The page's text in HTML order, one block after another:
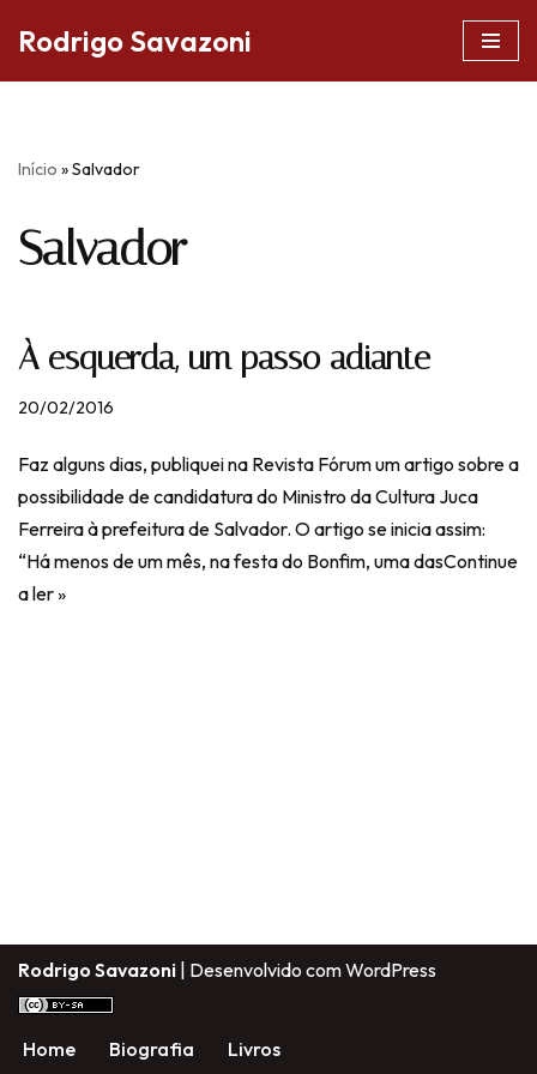
conteúdo
Rodrigo Savazoni
Início »Salvador
Salvador
À esquerda, um passo adiante
20/02/2016
Faz alguns dias, publiquei na Revista Fórum um artigo sobre a
possibilidade de candidatura do Ministro da Cultura Juca
Ferreira à prefeitura de Salvador. O artigo se inicia assim:
“Há menos de um mês, na festa do Bonfim, uma dasContinue
a ler »
Rodrigo Savazoni | Desenvolvido comWordPress
Home Biografia Livros